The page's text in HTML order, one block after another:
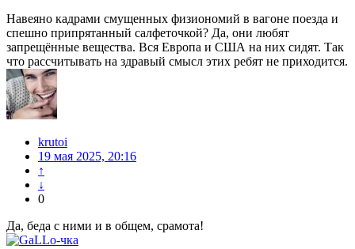
Навеяно кадрами смущенных физиономий в вагоне поезда и
спешно припрятанный салфеточкой? Да, они любят
запрещённые вещества. Вся Европа и США на них сидят. Так
что рассчитывать на здравый смысл этих ребят не приходится.
krutoi
19 мая 2025, 20:16
↑
↓
0
Да, беда с ними и в общем, срамота!